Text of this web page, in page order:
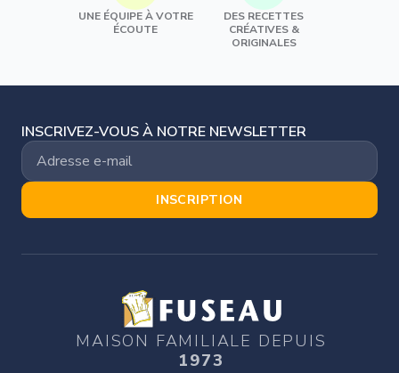
UNE ÉQUIPE À VOTRE
ÉCOUTE
DES RECETTES
CRÉATIVES &
ORIGINALES
INSCRIVEZ-VOUS À NOTRE NEWSLETTER
INSCRIPTION
MAISON FAMILIALE DEPUIS
1973